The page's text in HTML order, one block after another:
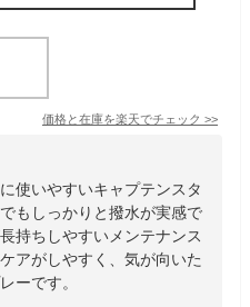
価格と在庫を楽天でチェック >>
使いやすいキャプテンスタ
もしっかりと撥水が実感で
持ちしやすいメンテナンス
アがしやすく、気が向いた
ーです。